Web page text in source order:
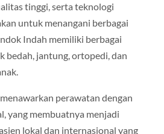
tinggi, serta teknologi
untuk menangani berbagai
Indah memiliki berbagai
bedah, jantung, ortopedi, dan
perawatan dengan
yang membuatnya menjadi
lokal dan internasional yang